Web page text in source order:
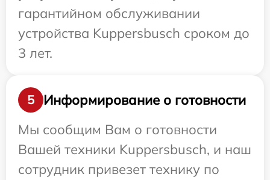
гарантийном обслуживании
устройства Kuppersbusch сроком до
3 лет.
5
Информирование о готовности
Мы сообщим Вам о готовности
Вашей техники Kuppersbusch, и наш
сотрудник привезет технику по